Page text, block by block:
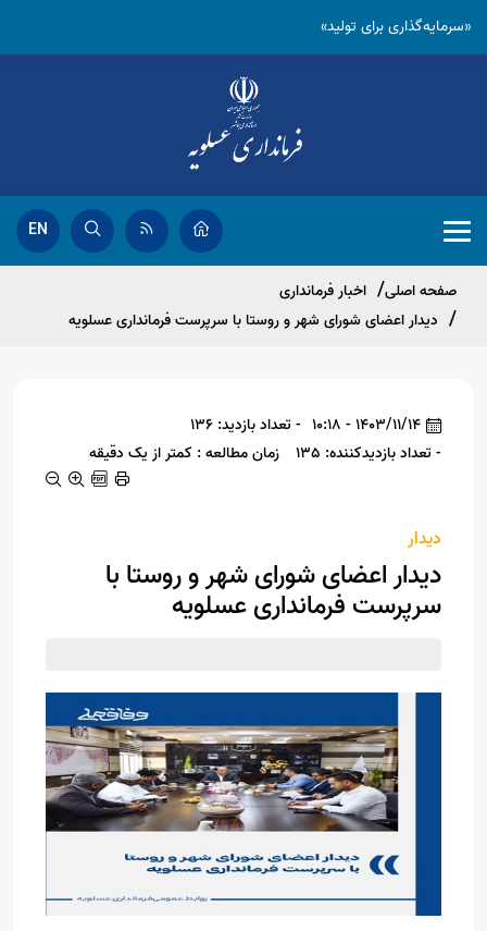
«سرمایه‌گذاری برای تولید»
EN
صفحه اصلی
اخبار فرمانداری
دیدار اعضای شورای شهر و روستا با سرپرست فرمانداری عسلویه
1403/11/14 - 10:18
- تعداد بازدید: 136
- تعداد بازدیدکننده: 135
زمان مطالعه : کمتر از یک دقیقه
دیدار
دیدار اعضای شورای شهر و روستا با
سرپرست فرمانداری عسلویه